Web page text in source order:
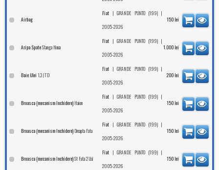
Airbag
Fiat |GRANDE PUNTO (199) |
2005-2026
150 lei
Aripa SpateStanga Noua
Fiat |GRANDE PUNTO (199) |
2005-2026
1.000 lei
Baie Ulei 1.3 JTD
Fiat |GRANDE PUNTO (199) |
2005-2026
200 lei
Broasca (mecanism Inchidere) Haion
Fiat |GRANDE PUNTO (199) |
2005-2026
150 lei
Broasca (mecanism Inchidere) Dreapta Fata
Fiat |GRANDE PUNTO (199) |
2005-2026
150 lei
Broasca (mecanism Inchidere)St Fata 2 Usi
Fiat |GRANDE PUNTO (199) |
2005-2026
150 lei